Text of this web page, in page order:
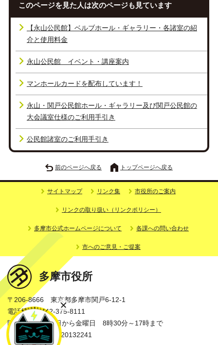
このページを見た人は次のページも見ています
【永山公民館】ベルブホール・ギャラリー・各諸室の紹
介と使用料金
永山公民館 イベント・講座案内
マンホールカードを配布しています！
永山・関戸公民館ホール・ギャラリー及び関戸公民館の
大会議室仕様のご利用手引き
公民館諸室のご利用手引き
前のページへ戻る トップページへ戻る
サイトマップ リンク集 市役所のご案内
リンクの取り扱い（リンクポリシー）
多摩市公式ホームページについて 各課への問い合わせ
市へのご意見・ご提案
多摩市役所
〒206-8666 東京都多摩市関戸6-12-1
電話番号：042-375-8111
開庁時間：月曜日から金曜日 8時30分～17時まで
法人番号：3000020132241